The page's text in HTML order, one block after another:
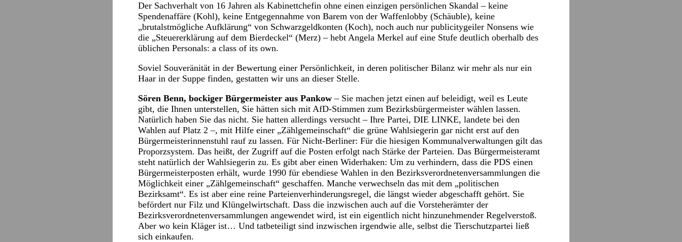
Der Sachverhalt von 16 Jahren als Kabinettchefin ohne einen einzigen persönlichen Skandal – keine
Spendenaffäre (Kohl), keine Entgegennahme von Barem von der Waffenlobby (Schäuble), keine
„brutalstmögliche Aufklärung“ von Schwarzgeldkonten (Koch), noch auch nur publicitygeiler Nonsens wie
die „Steuererklärung auf dem Bierdeckel“ (Merz) – hebt Angela Merkel auf eine Stufe deutlich oberhalb des
üblichen Personals: a class of its own.
Soviel Souveränität in der Bewertung einer Persönlichkeit, in deren politischer Bilanz wir mehr als nur ein
Haar in der Suppe finden, gestatten wir uns an dieser Stelle.
Sören Benn, bockiger Bürgermeister aus Pankow – Sie machen jetzt einen auf beleidigt, weil es Leute
gibt, die Ihnen unterstellen, Sie hätten sich mit AfD-Stimmen zum Bezirksbürgermeister wählen lassen.
Natürlich haben Sie das nicht. Sie hatten allerdings versucht – Ihre Partei, DIE LINKE, landete bei den
Wahlen auf Platz 2 –, mit Hilfe einer „Zählgemeinschaft“ die grüne Wahlsiegerin gar nicht erst auf den
Bürgermeisterinnenstuhl rauf zu lassen. Für Nicht-Berliner: Für die hiesigen Kommunalverwaltungen gilt das
Proporzsystem. Das heißt, der Zugriff auf die Posten erfolgt nach Stärke der Parteien. Das Bürgermeisteramt
steht natürlich der Wahlsiegerin zu. Es gibt aber einen Widerhaken: Um zu verhindern, dass die PDS einen
Bürgermeisterposten erhält, wurde 1990 für ebendiese Wahlen in den Bezirksverordnetenversammlungen die
Möglichkeit einer „Zählgemeinschaft“ geschaffen. Manche verwechseln das mit dem „politischen
Bezirksamt“. Es ist aber eine reine Parteienverhinderungsregel, die längst wieder abgeschafft gehört. Sie
befördert nur Filz und Klüngelwirtschaft. Dass die inzwischen auch auf die Vorsteherämter der
Bezirksverordnetenversammlungen angewendet wird, ist ein eigentlich nicht hinzunehmender Regelverstoß.
Aber wo kein Kläger ist… Und tatbeteiligt sind inzwischen irgendwie alle, selbst die Tierschutzpartei ließ
sich einkaufen.